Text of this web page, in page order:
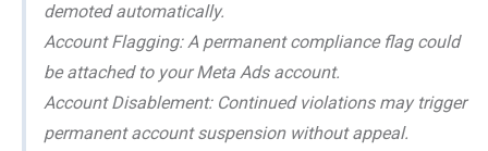
demoted automatically.
Account Flagging: A permanent compliance flag could
be attached to your Meta Ads account.
Account Disablement: Continued violations may trigger
permanent account suspension without appeal.